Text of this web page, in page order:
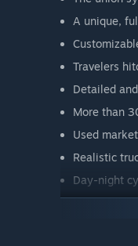
A unique,
Travelers
Detailed
More than
Used
Realistic
Day-night
Higher